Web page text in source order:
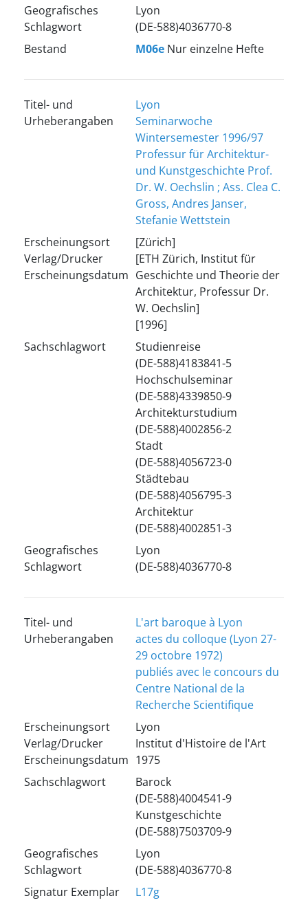
Geografisches
Schlagwort
Lyon
(DE-588)4036770-8
Bestand
M06e Nur einzelne Hefte
Titel- und
Urheberangaben
Lyon
Seminarwoche
Wintersemester 1996/97
Professur für Architektur-
und Kunstgeschichte Prof.
Dr. W. Oechslin ; Ass. Clea C.
Gross, Andres Janser,
Stefanie Wettstein
Erscheinungsort
Verlag/Drucker
Erscheinungsdatum
[Zürich]
[ETH Zürich, Institut für
Geschichte und Theorie der
Architektur, Professur Dr.
W. Oechslin]
[1996]
Sachschlagwort
Studienreise
(DE-588)4183841-5
Hochschulseminar
(DE-588)4339850-9
Architekturstudium
(DE-588)4002856-2
Stadt
(DE-588)4056723-0
Städtebau
(DE-588)4056795-3
Architektur
(DE-588)4002851-3
Geografisches
Schlagwort
Lyon
(DE-588)4036770-8
Titel- und
Urheberangaben
L'art baroque à Lyon
actes du colloque (Lyon 27-
29 octobre 1972)
publiés avec le concours du
Centre National de la
Recherche Scientifique
Erscheinungsort
Verlag/Drucker
Erscheinungsdatum
Lyon
Institut d'Histoire de l'Art
1975
Sachschlagwort
Barock
(DE-588)4004541-9
Kunstgeschichte
(DE-588)7503709-9
Geografisches
Schlagwort
Lyon
(DE-588)4036770-8
Signatur Exemplar
L17g